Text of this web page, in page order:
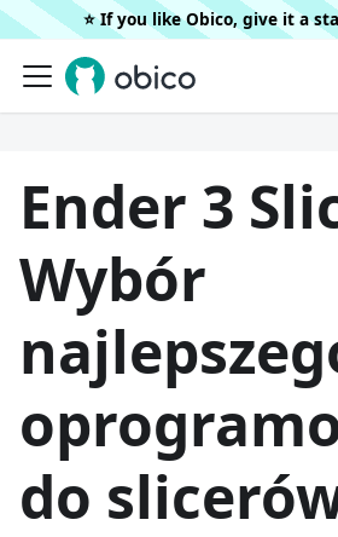
⭐️ If you like Obico, give it a
Ender 3
Wybór
do